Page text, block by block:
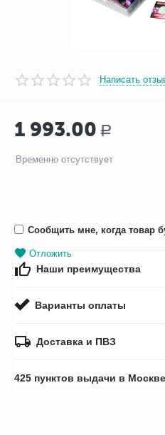
Написать
1 993.00 Р
Временно отсутствует
Сообщить мне, когда товар
Отложить
Наши преимущества
Варианты оплаты
Доставка и ПВЗ
425 пунктов выдачи в Москве